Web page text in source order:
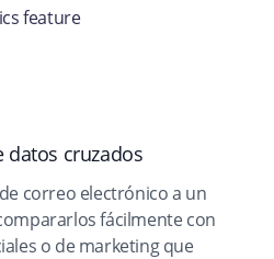
datos cruzados
correo electrónico a un
fácilmente con
o de marketing que